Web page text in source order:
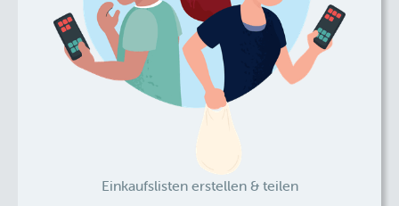
Einkaufslisten erstellen & teilen